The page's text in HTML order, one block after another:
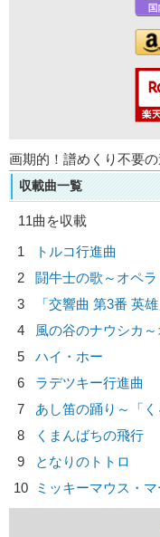
画期的！譜めくり不要
収載曲一覧
11曲を収載
1
トルコ行進曲
2
闘牛士の歌～オペ
3
「交響曲 第3番 英
4
風の谷のナウシカ
5
ハイ・ホー
6
ラデツキー行進曲
7
あし笛の踊り～「
8
くまんばちの飛行
9
となりのトトロ
10
ミッキーマウス・マ